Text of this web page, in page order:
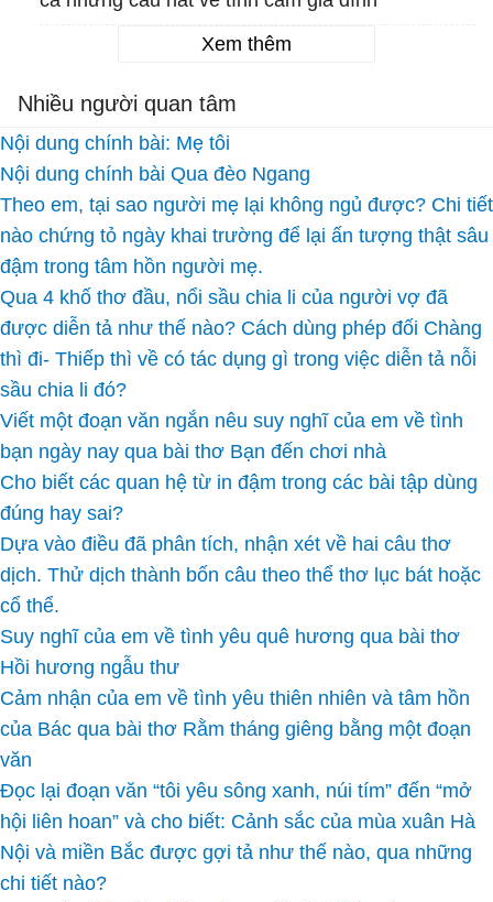
Xem thêm
Nhiều người quan tâm
Nội dung chính bài: Mẹ tôi
Nội dung chính bài Qua đèo Ngang
Theo em, tại sao người mẹ lại không ngủ được? Chi tiết
nào chứng tỏ ngày khai trường để lại ấn tượng thật sâu
đậm trong tâm hồn người mẹ.
Qua 4 khố thơ đầu, nổi sầu chia li của người vợ đã
được diễn tả như thế nào? Cách dùng phép đối Chàng
thì đi- Thiếp thì về có tác dụng gì trong việc diễn tả nỗi
sầu chia li đó?
Viết một đoạn văn ngắn nêu suy nghĩ của em về tình
bạn ngày nay qua bài thơ Bạn đến chơi nhà
Cho biết các quan hệ từ in đậm trong các bài tập dùng
đúng hay sai?
Dựa vào điều đã phân tích, nhận xét về hai câu thơ
dịch. Thử dịch thành bốn câu theo thể thơ lục bát hoặc
cổ thể.
Suy nghĩ của em về tình yêu quê hương qua bài thơ
Hồi hương ngẫu thư
Cảm nhận của em về tình yêu thiên nhiên và tâm hồn
của Bác qua bài thơ Rằm tháng giêng bằng một đoạn
văn
Đọc lại đoạn văn “tôi yêu sông xanh, núi tím” đến “mở
hội liên hoan” và cho biết: Cảnh sắc của mùa xuân Hà
Nội và miền Bắc được gợi tả như thế nào, qua những
chi tiết nào?